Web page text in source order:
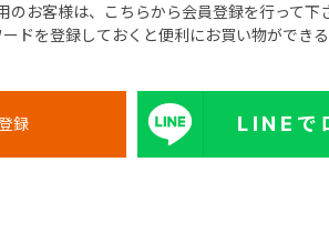
のお客様は、こちらから会員登録を行って下
ドを登録しておくと便利にお買い物ができる
LINEで